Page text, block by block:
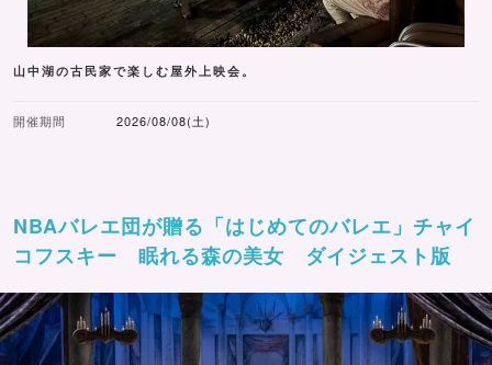
山中湖の古民家で楽しむ屋外上映会。
開催期間 2026/08/08(土)
NBAバレエ団が贈る「はじめてのバレエ」チャイ
コフスキー 眠れる森の美女 ダイジェスト版